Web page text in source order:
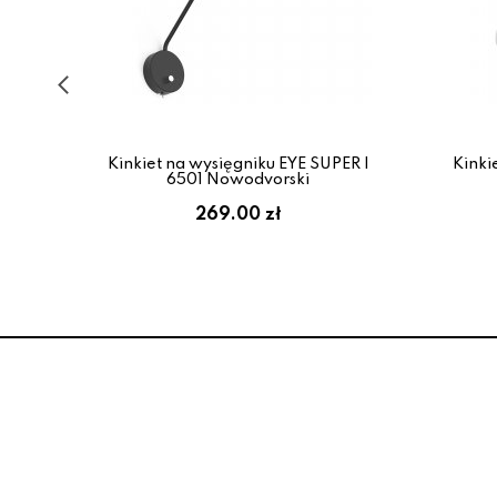
Kinkiet na wysięgniku EYE SUPER I
6501 Nowodvorski
269.00 zł